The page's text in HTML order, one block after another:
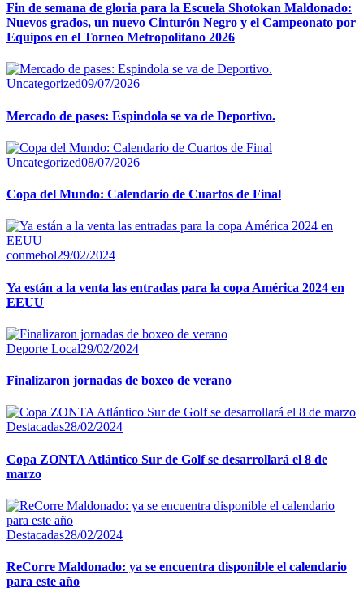
Fin de semana de gloria para la Escuela Shotokan Maldonado:
Nuevos grados, un nuevo Cinturón Negro y el Campeonato por
Equipos en el Torneo Metropolitano 2026
Uncategorized09/07/2026
Mercado de pases: Espindola se va de Deportivo.
Uncategorized08/07/2026
Copa del Mundo: Calendario de Cuartos de Final
conmebol29/02/2024
Ya están a la venta las entradas para la copa América 2024 en
EEUU
Deporte Local29/02/2024
Finalizaron jornadas de boxeo de verano
Destacadas28/02/2024
Copa ZONTA Atlántico Sur de Golf se desarrollará el 8 de
marzo
Destacadas28/02/2024
ReCorre Maldonado: ya se encuentra disponible el calendario
para este año